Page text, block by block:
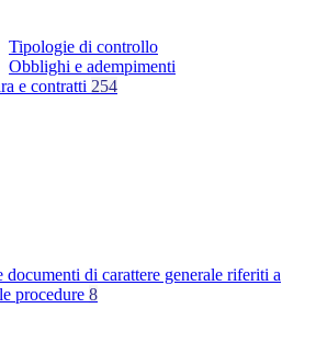
Tipologie di controllo
Obblighi e adempimenti
e contratti 254
documenti di carattere generale riferiti a
procedure 8